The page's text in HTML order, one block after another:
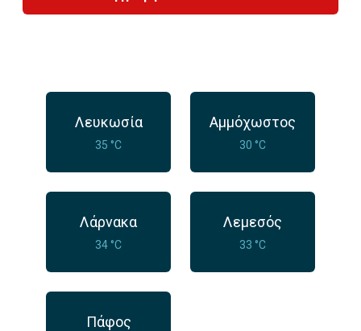
Λευκωσία
35 °C
Αμμόχωστος
30 °C
Λάρνακα
34 °C
Λεμεσός
33 °C
Πάφος